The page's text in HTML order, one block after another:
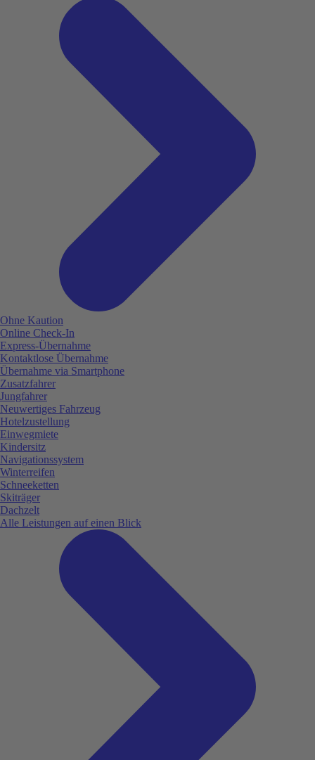
Ohne Kaution
Online Check-In
Express-Übernahme
Kontaktlose Übernahme
Übernahme via Smartphone
Zusatzfahrer
Jungfahrer
Neuwertiges Fahrzeug
Hotelzustellung
Einwegmiete
Kindersitz
Navigationssystem
Winterreifen
Schneeketten
Skiträger
Dachzelt
Alle Leistungen auf einen Blick